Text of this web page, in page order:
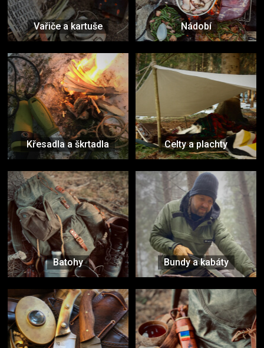
Vařiče a kartuše Nádobí
Křesadla a škrtadla Celty a plachty
Batohy Bundy a kabáty